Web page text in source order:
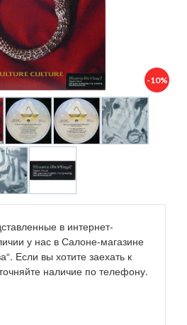
-10%
в интернет-
у нас в Салоне-магазине
Если вы хотите заехать к
наличие по телефону.